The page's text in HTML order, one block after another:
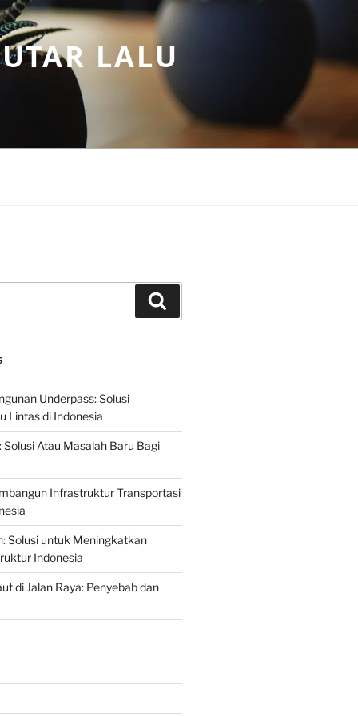
LALU
Underpass: Solusi
Lintas di Indonesia
Solusi Atau Masalah Baru Bagi
Infrastruktur Transportasi
Solusi untuk Meningkatkan
Indonesia
di Jalan Raya: Penyebab dan